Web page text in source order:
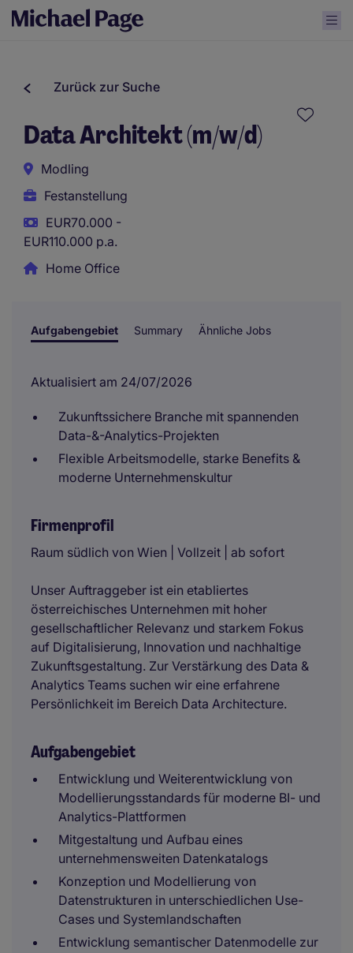
Zurück zur Suche
Data Architekt (m/w/d)
Modling
Festanstellung
EUR70.000 -
EUR110.000 p.a.
Home Office
Aufgabengebiet Summary Ähnliche Jobs
Aktualisiert am 24/07/2026
Zukunftssichere Branche mit spannenden
Data-&-Analytics-Projekten
Flexible Arbeitsmodelle, starke Benefits &
moderne Unternehmenskultur
Firmenprofil
Raum südlich von Wien | Vollzeit | ab sofort
Unser Auftraggeber ist ein etabliertes
österreichisches Unternehmen mit hoher
gesellschaftlicher Relevanz und starkem Fokus
auf Digitalisierung, Innovation und nachhaltige
Zukunftsgestaltung. Zur Verstärkung des Data &
Analytics Teams suchen wir eine erfahrene
Persönlichkeit im Bereich Data Architecture.
Aufgabengebiet
Entwicklung und Weiterentwicklung von
Modellierungsstandards für moderne BI- und
Analytics-Plattformen
Mitgestaltung und Aufbau eines
unternehmensweiten Datenkatalogs
Konzeption und Modellierung von
Datenstrukturen in unterschiedlichen Use-
Cases und Systemlandschaften
Entwicklung semantischer Datenmodelle zur